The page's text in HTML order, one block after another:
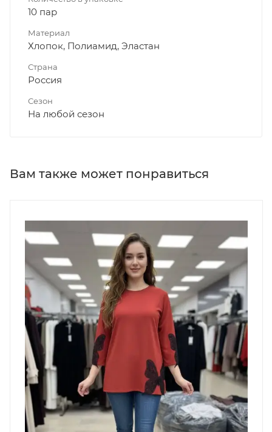
10 пар
Материал
Хлопок, Полиамид, Эластан
Страна
Россия
Сезон
На любой сезон
Вам также может понравиться